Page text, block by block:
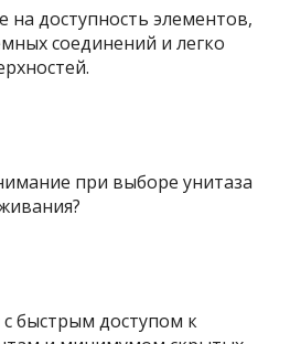
доступность элементов,
соединений и легко
при выборе унитаза
быстрым доступом к